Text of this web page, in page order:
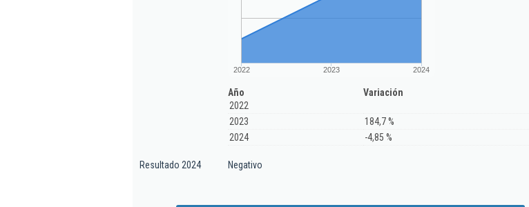
2022 2023 2024
Año
Variación
2022
2023
184,7 %
2024
-4,85 %
Resultado 2024 Negativo